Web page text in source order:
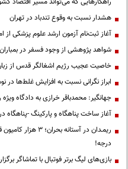
هشدار نسبت به وقوع تندباد در تهران
آغاز ثبت‌نام آزمون ارشد علوم پزشکی از
شواهد پژوهشی از وجود فسفر در
خاصیت عجیب رژیم اشغالگر قدس از
ابراز نگرانی نسبت به افزایش غلط‌ها
جهانگیر: محمدباقر خرازی به دادگاه
آغاز ساخت پناهگاه و پارکینگ -پناهگاه
درجه!
بازی‌های لیگ برتر فوتبال با تماشاگر